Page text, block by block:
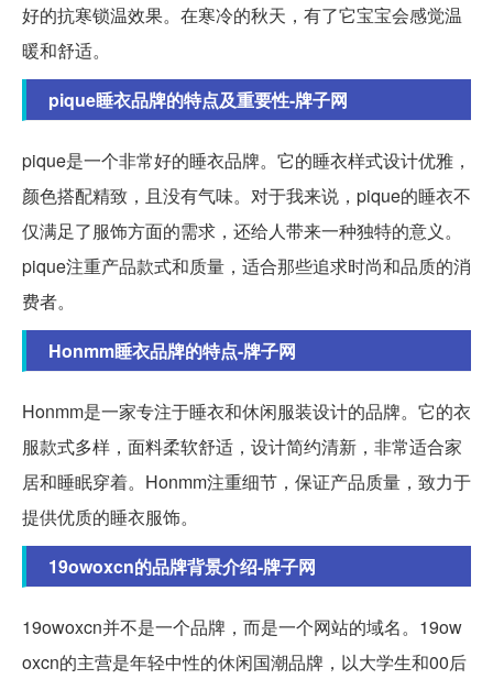
好的抗寒锁温效果。在寒冷的秋天，有了它宝宝会感觉温
暖和舒适。
pique睡衣品牌的特点及重要性-牌子网
pique是一个非常好的睡衣品牌。它的睡衣样式设计优雅，
颜色搭配精致，且没有气味。对于我来说，pique的睡衣不
仅满足了服饰方面的需求，还给人带来一种独特的意义。
pique注重产品款式和质量，适合那些追求时尚和品质的消
费者。
Honmm睡衣品牌的特点-牌子网
Honmm是一家专注于睡衣和休闲服装设计的品牌。它的衣
服款式多样，面料柔软舒适，设计简约清新，非常适合家
居和睡眠穿着。Honmm注重细节，保证产品质量，致力于
提供优质的睡衣服饰。
19owoxcn的品牌背景介绍-牌子网
19owoxcn并不是一个品牌，而是一个网站的域名。19ow
oxcn的主营是年轻中性的休闲国潮品牌，以大学生和00后